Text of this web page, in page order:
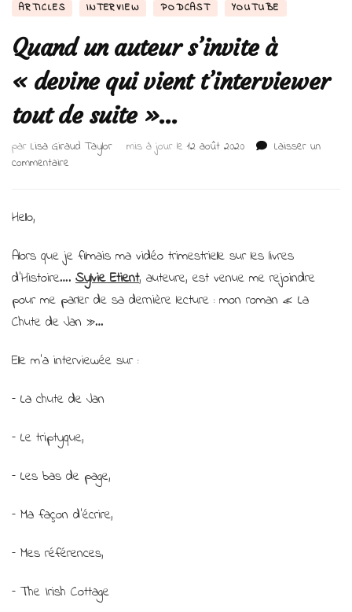
ARTICLES INTERVIEW PODCAST YOUTUBE
Quand un auteur s’invite à
« devine qui vient t’interviewer
tout de suite »…
par Lisa Giraud Taylor mis à jour le 12 août 2020
Laisser un
commentaire
« devine
qui
vient
tout
suite »…
Hello,
Alors que je filmais ma vidéo trimestrielle sur les livres
d’Histoire…. Sylvie Etient, auteure, est venue me rejoindre
pour me parler de sa dernière lecture : mon roman « La
Chute de Jan »…
Elle m’a interviewée sur :
– La chute de Jan
– Le triptyque,
– Les bas de page,
– Ma façon d’écrire,
– Mes références,
– The Irish Cottage